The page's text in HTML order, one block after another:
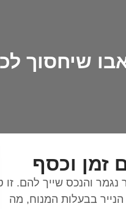
שיחסוך
זמן וכסף
נגמר והנכס שייך להם. זו
בבעלות המנוח, מה